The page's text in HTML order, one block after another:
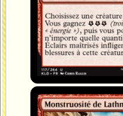
Monstruosité de Lathnu